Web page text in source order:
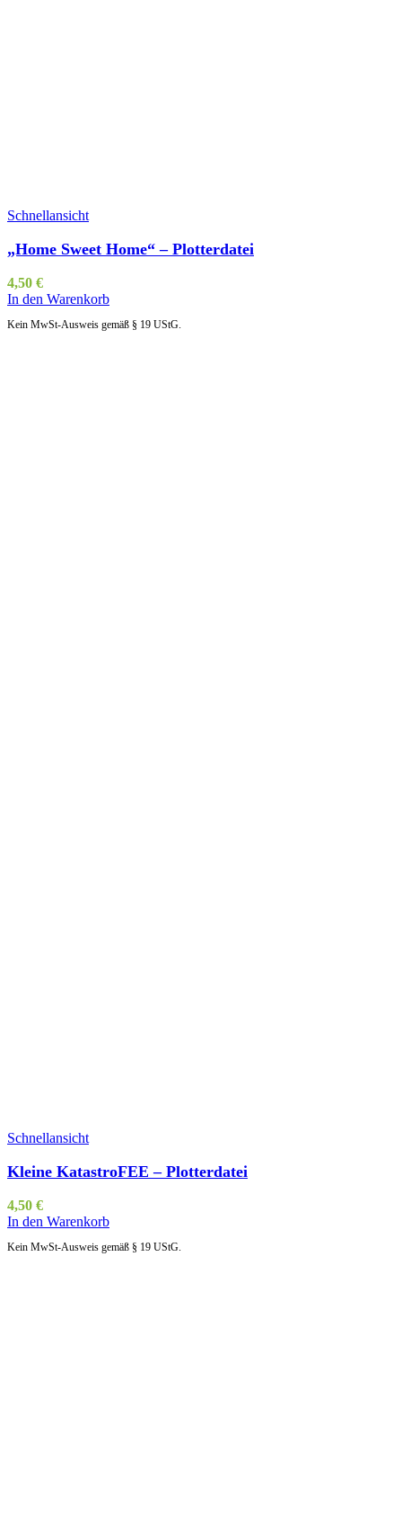
Schnellansicht
„Home Sweet Home“ – Plotterdatei
4,50 €
In den Warenkorb
Kein MwSt-Ausweis gemäß § 19 UStG.
Schnellansicht
Kleine KatastroFEE – Plotterdatei
4,50 €
In den Warenkorb
Kein MwSt-Ausweis gemäß § 19 UStG.